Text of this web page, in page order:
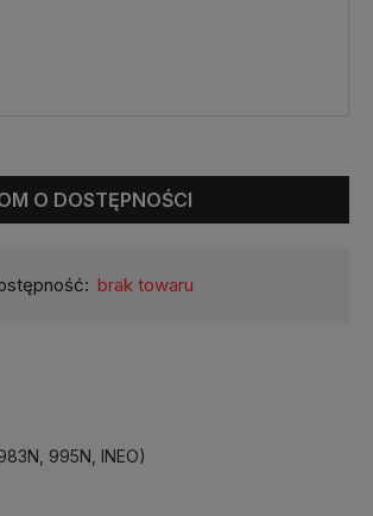
O DOSTĘPNOŚCI
brak towaru
995N, INEO)